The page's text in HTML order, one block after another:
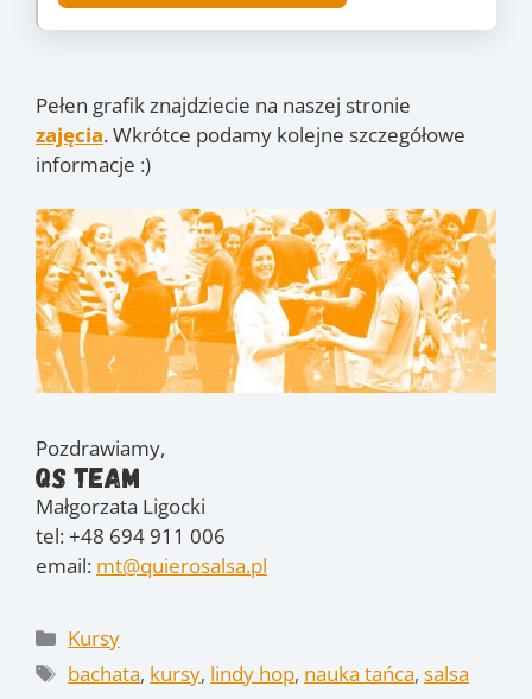
Pełen grafik znajdziecie na naszej stronie
zajęcia. Wkrótce podamy kolejne szczegółowe
informacje :)
Pozdrawiamy,
QS Team
Małgorzata Ligocki
tel: +48 694 911 006
email: mt@quierosalsa.pl
Kategorie
Kursy
Tagi
bachata, kursy, lindy hop, nauka tańca,salsa